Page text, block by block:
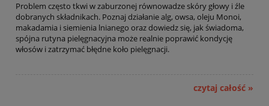
Problem często tkwi w zaburzonej równowadze skóry głowy i źle
dobranych składnikach. Poznaj działanie alg, owsa, oleju Monoi,
makadamia i siemienia lnianego oraz dowiedz się, jak świadoma,
spójna rutyna pielęgnacyjna może realnie poprawić kondycję
włosów i zatrzymać błędne koło pielęgnacji.
czytaj całość »